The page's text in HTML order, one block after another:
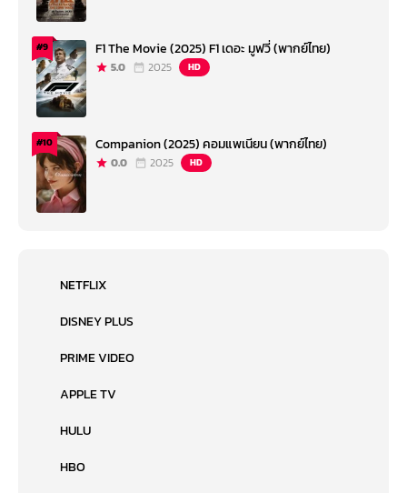
#9 F1 The Movie (2025) F1 เดอะ มูฟวี่ (พากย์ไทย)
5.0 2025 HD
#10 Companion (2025) คอมแพเนียน (พากย์ไทย)
0.0 2025 HD
NETFLIX
DISNEY PLUS
PRIME VIDEO
APPLE TV
HULU
HBO